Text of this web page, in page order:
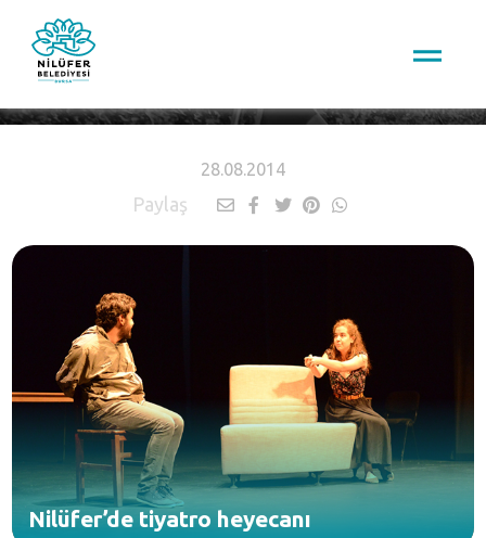
28.08.2014
Paylaş
Nilüfer’de tiyatro heyecanı